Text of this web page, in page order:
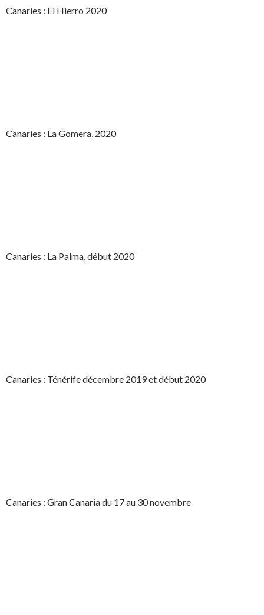
Canaries : El Hierro 2020
Canaries : La Gomera, 2020
Canaries : La Palma, début 2020
Canaries : Ténérife décembre 2019 et début 2020
Canaries : Gran Canaria du 17 au 30 novembre